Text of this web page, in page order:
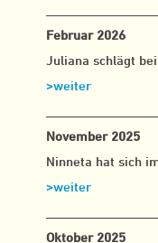
Februar 2026
Juliana schlägt
>weiter
November 2025
Ninneta hat sich
>weiter
Oktober 2025